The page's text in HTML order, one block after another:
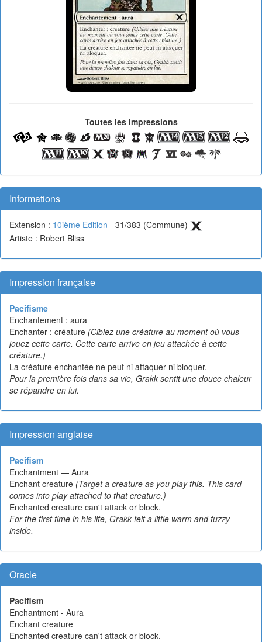
Toutes les impressions
Informations
Extension : 10ième Edition - 31/383 (Commune)
Artiste : Robert Bliss
Impression française
Pacifisme
Enchantement : aura
Enchanter : créature (Ciblez une créature au moment où vous
jouez cette carte. Cette carte arrive en jeu attachée à cette
créature.)
La créature enchantée ne peut ni attaquer ni bloquer.
Pour la première fois dans sa vie, Grakk sentit une douce chaleur
se répandre en lui.
Impression anglaise
Pacifism
Enchantment — Aura
Enchant creature (Target a creature as you play this. This card
comes into play attached to that creature.)
Enchanted creature can't attack or block.
For the first time in his life, Grakk felt a little warm and fuzzy
inside.
Oracle
Pacifism
Enchantment - Aura
Enchant creature
Enchanted creature can't attack or block.